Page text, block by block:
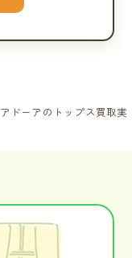
アドーアのトップス買取実